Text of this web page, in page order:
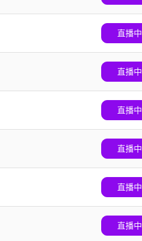
直播中
直播中
直播中
直播中
直播中
直播中